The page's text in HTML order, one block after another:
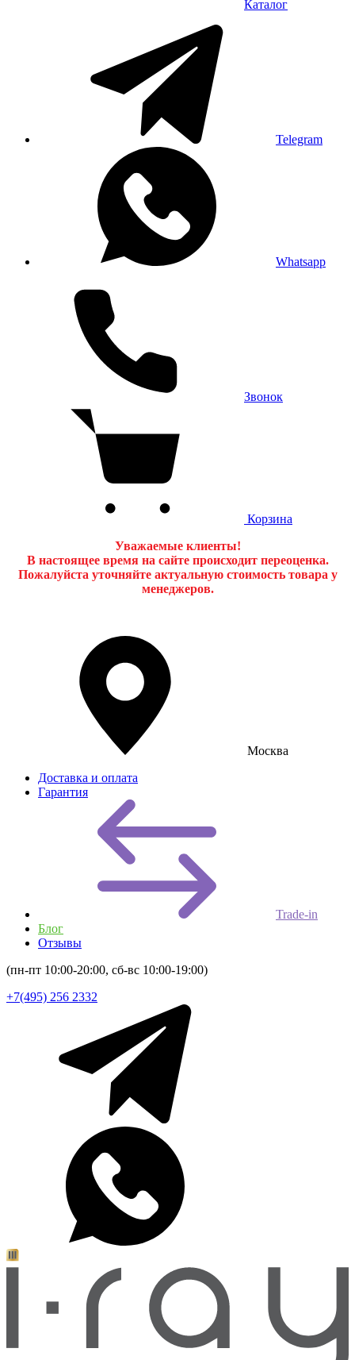
Каталог
Telegram
Whatsapp
Звонок
Корзина
Уважаемые клиенты!
В настоящее время на сайте происходит переоценка.
Пожалуйста уточняйте актуальную стоимость товара у
менеджеров.
Москва
Доставка и оплата
Гарантия
Trade-in
Блог
Отзывы
(пн-пт 10:00-20:00, сб-вс 10:00-19:00)
+7(495) 256 2332